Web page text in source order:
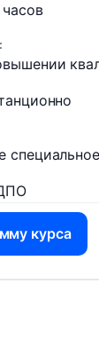
специальное
курса